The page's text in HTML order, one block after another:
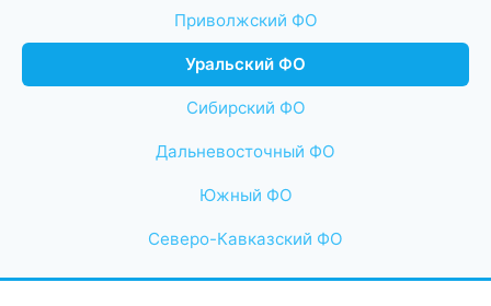
Приволжский ФО
Уральский ФО
Сибирский ФО
Дальневосточный ФО
Южный ФО
Северо-Кавказский ФО